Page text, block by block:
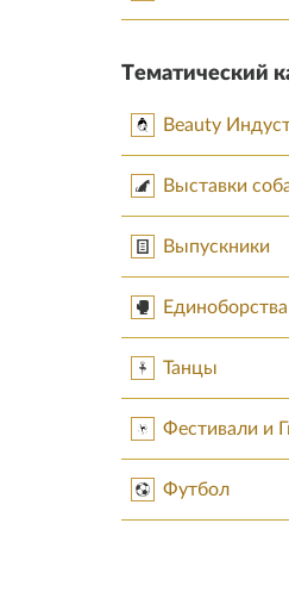
Тематический
Beauty
Выставки
Выпускники
Единоборства
Танцы
Фестивали и
Футбол